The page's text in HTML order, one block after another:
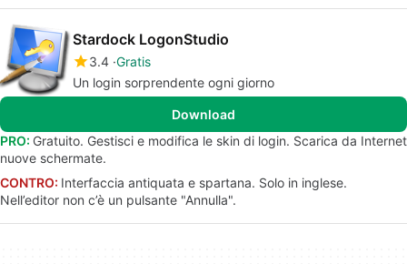
Stardock LogonStudio
3.4 Gratis
Un login sorprendente ogni giorno
Download
PRO: Gratuito. Gestisci e modifica le skin di login. Scarica da Internet
nuove schermate.
CONTRO: Interfaccia antiquata e spartana. Solo in inglese.
Nell’editor non c’è un pulsante "Annulla".